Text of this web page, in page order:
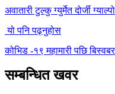
अवातारी टुल्कु ग्युर्मेत दोर्जी
यो पनि पढ्नुहोस
कोभिड -१९ महामारी पछि
सम्बन्धित खवर